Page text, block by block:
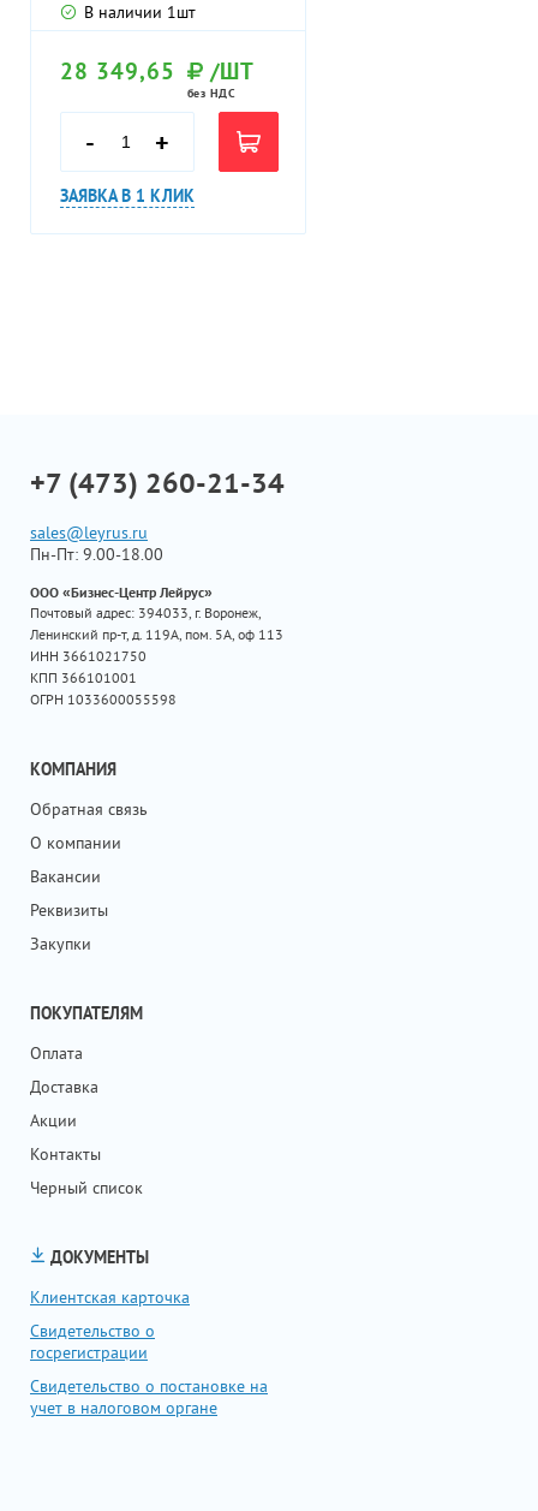
В наличии 1шт
28 349,65 /ШТ
без НДС
- +
ЗАЯВКА В 1 КЛИК
+7 (473) 260-21-34
sales@leyrus.ru
Пн-Пт: 9.00-18.00
ООО «Бизнес-Центр Лейрус»
Почтовый адрес: 394033, г. Воронеж,
Ленинский пр-т, д. 119А, пом. 5А, оф 113
ИНН 3661021750
КПП 366101001
ОГРН 1033600055598
КОМПАНИЯ
Обратная связь
О компании
Вакансии
Реквизиты
Закупки
ПОКУПАТЕЛЯМ
Оплата
Доставка
Акции
Контакты
Черный список
ДОКУМЕНТЫ
Клиентская карточка
Свидетельство о
госрегистрации
Свидетельство о постановке на
учет в налоговом органе